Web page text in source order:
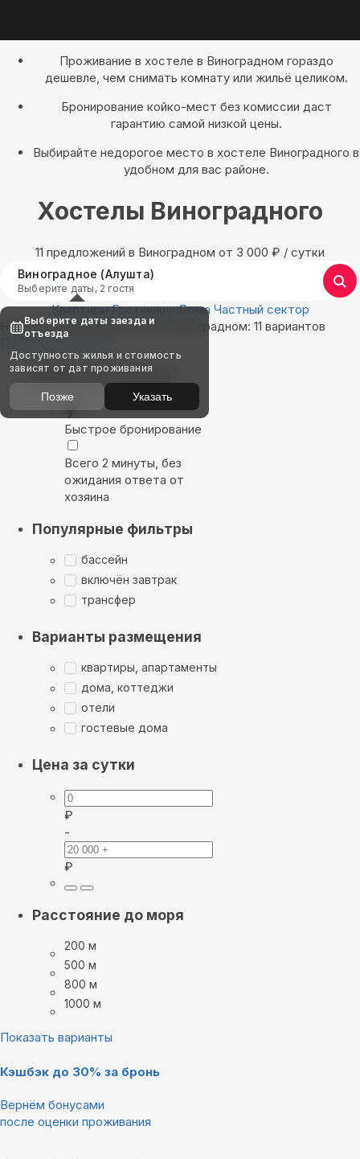
Проживание в хостеле в Виноградном гораздо
дешевле, чем снимать комнату или жильё целиком.
Бронирование койко-мест без комиссии даст
гарантию самой низкой цены.
Выбирайте недорогое место в хостеле Виноградного в
удобном для вас районе.
Хостелы Виноградного
11 предложений в Виноградном oт 3 000 ₽ / сутки
Виноградное (Алушта)
Выберите даты, 2 гостя
Квартиры Гостиницы Дома Частный сектор
Найдём, где остановиться в Виноградном: 11 вариантов
Показать на карте
Выбирайте лучшее
Быстрое бронирование
Всего 2 минуты, без
ожидания ответа от
хозяина
Популярные фильтры
бассейн
включён завтрак
трансфер
Варианты размещения
квартиры, апартаменты
дома, коттеджи
отели
гостевые дома
Цена за сутки
₽
-
₽
Расстояние до моря
200 м
500 м
800 м
1000 м
Показать варианты
Кэшбэк до 30% за бронь
Вернём бонусами
после оценки проживания
Выберите даты заезда и
отъезда
Доступность жилья и стоимость
зависят от дат проживания
Позже Указать